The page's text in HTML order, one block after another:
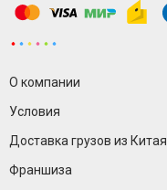
О компании
Условия
Доставка грузов из Китая
Франшиза